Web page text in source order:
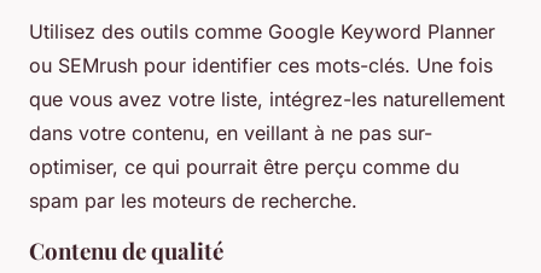
Utilisez des outils comme Google Keyword Planner
ou SEMrush pour identifier ces mots-clés. Une fois
que vous avez votre liste, intégrez-les naturellement
dans votre contenu, en veillant à ne pas sur-
optimiser, ce qui pourrait être perçu comme du
spam par les moteurs de recherche.
Contenu de qualité